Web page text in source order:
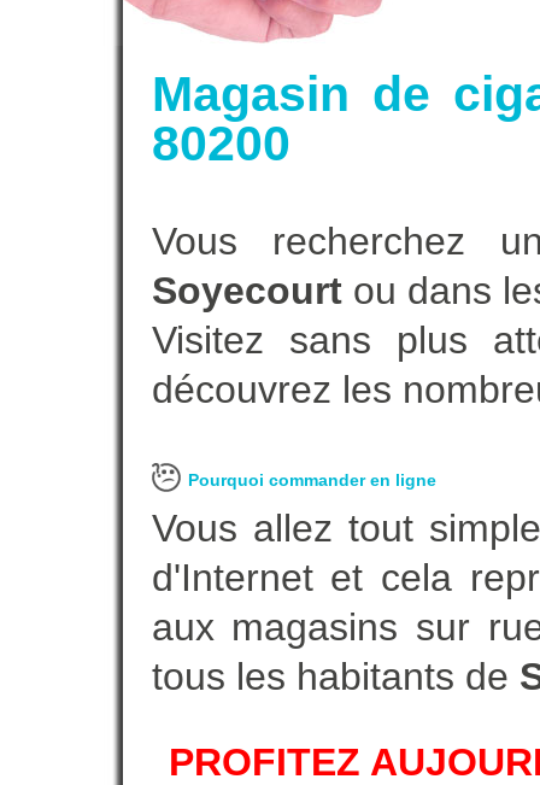
Magasin de
80200
Vous recherchez
Soyecourtou dans
Visitez sans plus
découvrez les
Pourquoi commander en ligne
Vous allez tout
d'Internet et cela
aux magasins sur
tous les habitants de
PROFITEZ